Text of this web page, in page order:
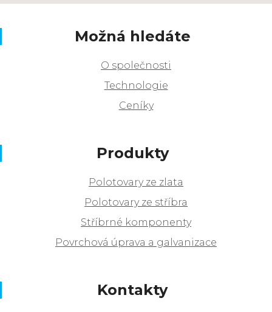
Možná hledáte
O společnosti
Technologie
Ceníky
Produkty
Polotovary ze zlata
Polotovary ze stříbra
Stříbrné komponenty
Povrchová úprava a galvanizace
Kontakty